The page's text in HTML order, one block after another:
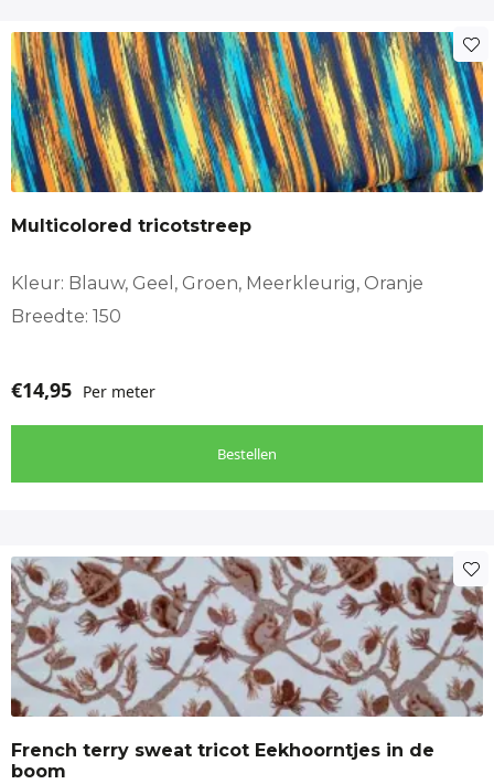
Multicolored tricotstreep
Kleur: Blauw, Geel, Groen, Meerkleurig, Oranje
Breedte: 150
€14,95 Per meter
Bestellen
French terry sweat tricot Eekhoorntjes in de
boom